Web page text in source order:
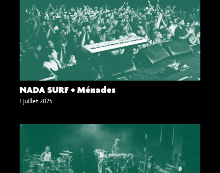
NADA SURF + Ménades
1 juillet 2025